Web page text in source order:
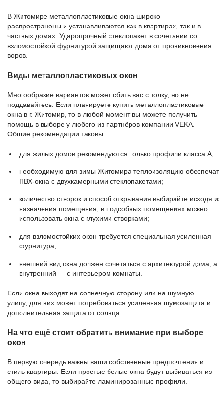
В Житомире металлопластиковые окна широко
распространены и устанавливаются как в квартирах, так и в
частных домах. Ударопрочный стеклопакет в сочетании со
взломостойкой фурнитурой защищают дома от проникновения
воров.
Виды металлопластиковых окон
Многообразие вариантов может сбить вас с толку, но не
поддавайтесь. Если планируете купить металлопластиковые
окна в г. Житомир, то в любой момент вы можете получить
помощь в выборе у любого из партнёров компании VEKA.
Общие рекомендации таковы:
для жилых домов рекомендуются только профили класса A;
необходимую для зимы Житомира теплоизоляцию обеспечат
ПВХ-окна с двухкамерными стеклопакетами;
количество створок и способ открывания выбирайте исходя
назначения помещения, в подсобных помещениях можно
использовать окна с глухими створками;
для взломостойких окон требуется специальная усиленная
фурнитура;
внешний вид окна должен сочетаться с архитектурой дома, а
внутренний — с интерьером комнаты.
Если окна выходят на солнечную сторону или на шумную
улицу, для них может потребоваться усиленная шумозащита и
дополнительная защита от солнца.
На что ещё стоит обратить внимание при выборе
окон
В первую очередь важны ваши собственные предпочтения и
стиль квартиры. Если простые белые окна будут выбиваться из
общего вида, то выбирайте ламинированные профили.